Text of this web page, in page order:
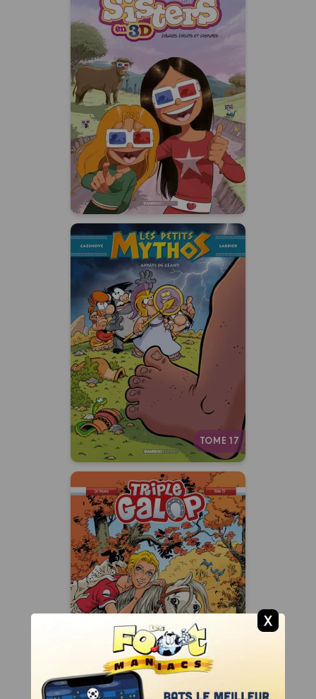
Les Sisters : 3D
Tome 01
Date de parution :
01/07/2026
En 3D, les Sisters sont encore
plus délirantes et déchaînées.
Ça saute aux yeux !
TOME 17
Les Petits Mythos
Tome 17
Date de parution :
30/09/2026
La mythologie grecque revisitée
avec un humour légendaire.
Autres tomes
TOME 19
Triple galop
Tome 19
Date de parution :
02/09/2026
La seule et unique BD très à
cheval sur l’humour.
Autres tomes